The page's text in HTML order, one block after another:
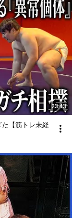
23:43
【筋トレ未経